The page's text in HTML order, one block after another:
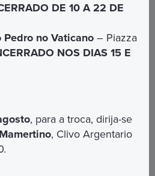
vi attenderà davanti
dei Santi XII Apostoli
51)
la data e l'orario della
è disponibile alleore 10:00
Sabato
DE 10 A 22 DE
no Vaticano – Piazza
NOS DIAS 15 E
, para a troca, dirija-se
, Clivo Argentario